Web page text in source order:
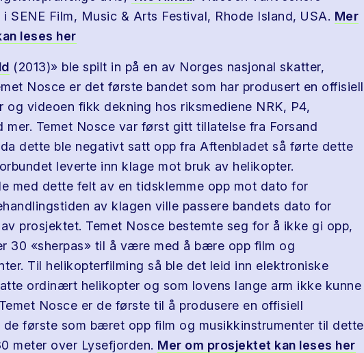
i SENE Film, Music & Arts Festival, Rhode Island, USA. Mer
leses her
(2013)» ble spilt in på en av Norges nasjonal skatter,
Nosce er det første bandet som har produsert en offisiell
og videoen fikk dekning hos riksmediene NRK, P4,
mer. Temet Nosce var først gitt tillatelse fra Forsand
da dette ble negativt satt opp fra Aftenbladet så førte dette
leverte inn klage mot bruk av helikopter.
med dette felt av en tidsklemme opp mot dato for
av klagen ville passere bandets dato for
prosjektet. Temet Nosce bestemte seg for å ikke gi opp,
30 «sherpas» til å være med å bære opp film og
Til helikopterfilming så ble det leid inn elektroniske
ordinært helikopter og som lovens lange arm ikke kunne
Nosce er de første til å produsere en offisiell
første som bæret opp film og musikkinstrumenter til dette
meter over Lysefjorden. Mer om prosjektet kan leses her